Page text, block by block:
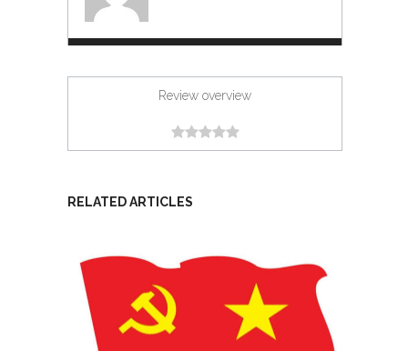
Review overview
RELATED ARTICLES